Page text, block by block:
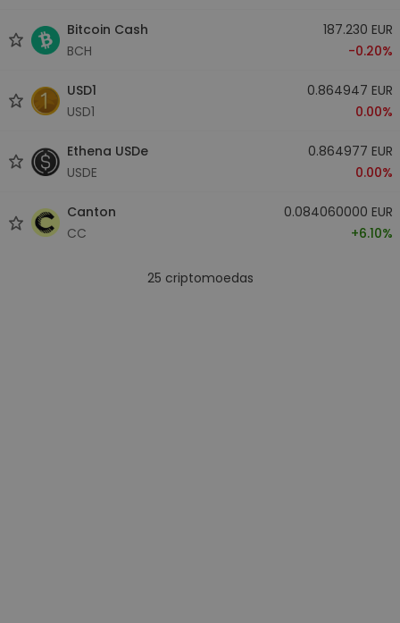
Bitcoin Cash
BCH
187.230 EUR
-0.20%
USD1
USD1
0.864947 EUR
0.00%
Ethena USDe
USDE
0.864977 EUR
0.00%
Canton
CC
0.084060000 EUR
+6.10%
25 criptomoedas